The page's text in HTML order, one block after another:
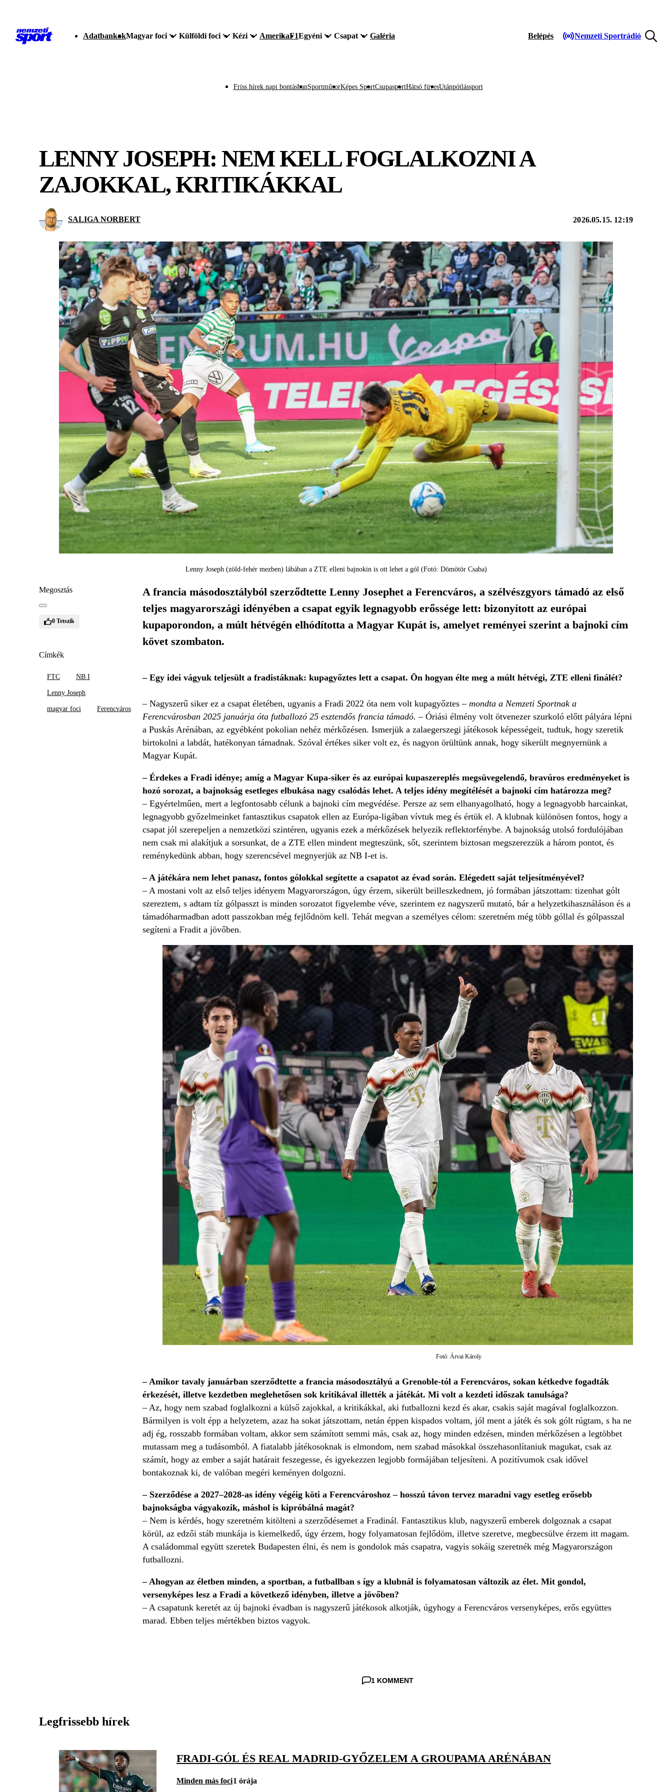
AdatbankokMagyar foci Külföldi foci Kézi AmerikaF1Egyéni Csapat Galéria Belépés Nemzeti Sportrádió
Friss hírek napi bontásbanSportműsorKépes SportCsupasportHátsó füvesUtánpótlássport
LENNY JOSEPH: NEM KELL FOGLALKOZNI A
ZAJOKKAL, KRITIKÁKKAL
SALIGA NORBERT 2026.05.15. 12:19
Lenny Joseph (zöld-fehér mezben) lábában a ZTE elleni bajnokin is ott lehet a gól (Fotó: Dömötör Csaba)
Megosztás
0 Tetszik
Címkék
FTC NB I
Lenny Joseph
magyar foci Ferencváros
A francia másodosztályból szerződtette Lenny Josephet a Ferencváros, a szélvészgyors támadó az első
teljes magyarországi idényében a csapat egyik legnagyobb erőssége lett: bizonyított az európai
kupaporondon, a múlt hétvégén elhódította a Magyar Kupát is, amelyet reményei szerint a bajnoki cím
követ szombaton.
– Egy idei vágyuk teljesült a fradistáknak: kupagyőztes lett a csapat. Ön hogyan élte meg a múlt hétvégi, ZTE elleni finálét?
– Nagyszerű siker ez a csapat életében, ugyanis a Fradi 2022 óta nem volt kupagyőztes – mondta a Nemzeti Sportnak a
Ferencvárosban 2025 januárja óta futballozó 25 esztendős francia támadó.– Óriási élmény volt ötvenezer szurkoló előtt pályára lépni
a Puskás Arénában, az egyébként pokolian nehéz mérkőzésen. Ismerjük a zalaegerszegi játékosok képességeit, tudtuk, hogy szeretik
birtokolni a labdát, hatékonyan támadnak. Szóval értékes siker volt ez, és nagyon örültünk annak, hogy sikerült megnyernünk a
Magyar Kupát.
– Érdekes a Fradi idénye; amíg a Magyar Kupa-siker és az európai kupaszereplés megsüvegelendő, bravúros eredményeket is
hozó sorozat, a bajnokság esetleges elbukása nagy csalódás lehet. A teljes idény megítélését a bajnoki cím határozza meg?
– Egyértelműen, mert a legfontosabb célunk a bajnoki cím megvédése. Persze az sem elhanyagolható, hogy a legnagyobb harcainkat,
legnagyobb győzelmeinket fantasztikus csapatok ellen az Európa-ligában vívtuk meg és értük el. A klubnak különösen fontos, hogy a
csapat jól szerepeljen a nemzetközi szintéren, ugyanis ezek a mérkőzések helyezik reflektorfénybe. A bajnokság utolsó fordulójában
nem csak mi alakítjuk a sorsunkat, de a ZTE ellen mindent megteszünk, sőt, szerintem biztosan megszerezzük a három pontot, és
reménykedünk abban, hogy szerencsével megnyerjük az NB I-et is.
– A játékára nem lehet panasz, fontos gólokkal segítette a csapatot az évad során. Elégedett saját teljesítményével?
– A mostani volt az első teljes idényem Magyarországon, úgy érzem, sikerült beilleszkednem, jó formában játszottam: tizenhat gólt
szereztem, s adtam tíz gólpasszt is minden sorozatot figyelembe véve, szerintem ez nagyszerű mutató, bár a helyzetkihasználáson és a
támadóharmadban adott passzokban még fejlődnöm kell. Tehát megvan a személyes célom: szeretném még több góllal és gólpasszal
segíteni a Fradit a jövőben.
Fotó: Árvai Károly
– Amikor tavaly januárban szerződtette a francia másodosztályú a Grenoble-tól a Ferencváros, sokan kétkedve fogadták
érkezését, illetve kezdetben meglehetősen sok kritikával illették a játékát. Mi volt a kezdeti időszak tanulsága?
– Az, hogy nem szabad foglalkozni a külső zajokkal, a kritikákkal, aki futballozni kezd és akar, csakis saját magával foglalkozzon.
Bármilyen is volt épp a helyzetem, azaz ha sokat játszottam, netán éppen kispados voltam, jól ment a játék és sok gólt rúgtam, s ha ne
adj ég, rosszabb formában voltam, akkor sem számított semmi más, csak az, hogy minden edzésen, minden mérkőzésen a legtöbbet
mutassam meg a tudásomból. A fiatalabb játékosoknak is elmondom, nem szabad másokkal összehasonlítaniuk magukat, csak az
számít, hogy az ember a saját határait feszegesse, és igyekezzen legjobb formájában teljesíteni. A pozitívumok csak idővel
bontakoznak ki, de valóban megéri keményen dolgozni.
– Szerződése a 2027–2028-as idény végéig köti a Ferencvároshoz – hosszú távon tervez maradni vagy esetleg erősebb
bajnokságba vágyakozik, máshol is kipróbálná magát?
– Nem is kérdés, hogy szeretném kitölteni a szerződésemet a Fradinál. Fantasztikus klub, nagyszerű emberek dolgoznak a csapat
körül, az edzői stáb munkája is kiemelkedő, úgy érzem, hogy folyamatosan fejlődöm, illetve szeretve, megbecsülve érzem itt magam.
A családommal együtt szeretek Budapesten élni, és nem is gondolok más csapatra, vagyis sokáig szeretnék még Magyarországon
futballozni.
– Ahogyan az életben minden, a sportban, a futballban s így a klubnál is folyamatosan változik az élet. Mit gondol,
versenyképes lesz a Fradi a következő idényben, illetve a jövőben?
– A csapatunk keretét az új bajnoki évadban is nagyszerű játékosok alkotják, úgyhogy a Ferencváros versenyképes, erős együttes
marad. Ebben teljes mértékben biztos vagyok.
1 KOMMENT
Legfrissebb hírek
FRADI-GÓL ÉS REAL MADRID-GYŐZELEM A GROUPAMA ARÉNÁBAN
Minden más foci1 órája